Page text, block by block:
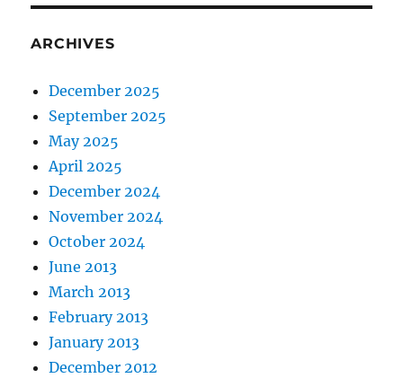
ARCHIVES
December 2025
September 2025
May 2025
April 2025
December 2024
November 2024
October 2024
June 2013
March 2013
February 2013
January 2013
December 2012